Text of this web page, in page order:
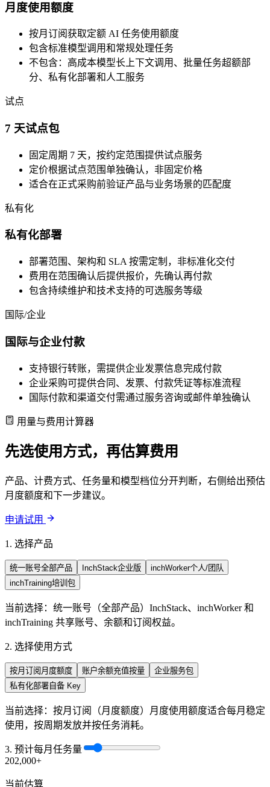
月度使用额度
按月订阅获取定额 AI 任务使用额度
包含标准模型调用和常规处理任务
不包含：高成本模型长上下文调用、批量任务超额部
分、私有化部署和人工服务
试点
7 天试点包
固定周期 7 天，按约定范围提供试点服务
定价根据试点范围单独确认，非固定价格
适合在正式采购前验证产品与业务场景的匹配度
私有化
私有化部署
部署范围、架构和 SLA 按需定制，非标准化交付
费用在范围确认后提供报价，先确认再付款
包含持续维护和技术支持的可选服务等级
国际/企业
国际与企业付款
支持银行转账，需提供企业发票信息完成付款
企业采购可提供合同、发票、付款凭证等标准流程
国际付款和渠道交付需通过服务咨询或邮件单独确认
用量与费用计算器
先选使用方式，再估算费用
产品、计费方式、任务量和模型档位分开判断，右侧给出预估
月度额度和下一步建议。
申请试用
1. 选择产品
统一账号全部产品 InchStack企业版 inchWorker个人/团队
inchTraining培训包
当前选择： 统一账号 （全部产品） InchStack、inchWorker 和
inchTraining 共享账号、余额和订阅权益。
2. 选择使用方式
按月订阅 月度额度 账户余额充值按量
企业服务包
私有化部署 自备 Key
当前选择： 按月订阅 （月度额度）
月度使用额度适合每月稳定
使用，按周期发放并按任务消耗。
3. 预计每月任务量
202,000+
当前估算